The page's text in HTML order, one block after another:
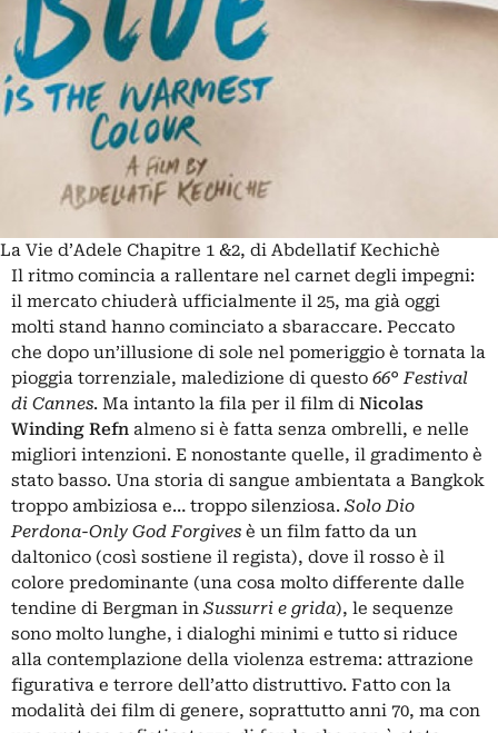
La Vie d’Adele Chapitre 1 &2, di Abdellatif Kechichè
Il ritmo comincia a rallentare nel carnet degli impegni:
il mercato chiuderà ufficialmente il 25, ma già oggi
molti stand hanno cominciato a sbaraccare. Peccato
che dopo un’illusione di sole nel pomeriggio è tornata la
pioggia torrenziale, maledizione di questo 66° Festival
di Cannes. Ma intanto la fila per il film di Nicolas
Winding Refn almeno si è fatta senza ombrelli, e nelle
migliori intenzioni. E nonostante quelle, il gradimento è
stato basso. Una storia di sangue ambientata a Bangkok
troppo ambiziosa e… troppo silenziosa. Solo Dio
Perdona-Only God Forgives è un film fatto da un
daltonico (così sostiene il regista), dove il rosso è il
colore predominante (una cosa molto differente dalle
tendine di Bergman in Sussurri e grida), le sequenze
sono molto lunghe, i dialoghi minimi e tutto si riduce
alla contemplazione della violenza estrema: attrazione
figurativa e terrore dell’atto distruttivo. Fatto con la
modalità dei film di genere, soprattutto anni 70, ma con